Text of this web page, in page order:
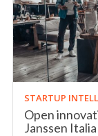
STARTUP
Open
Janssen